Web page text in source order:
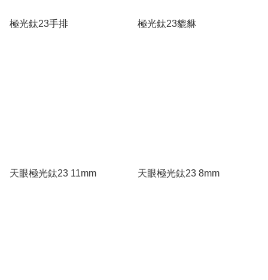
極光鈦23手排 極光鈦23貔貅
天眼極光鈦23 11mm 天眼極光鈦23 8mm